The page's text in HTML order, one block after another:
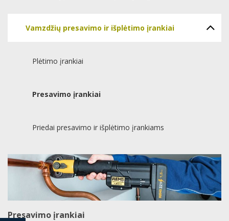
Vamzdžių presavimo ir išplėtimo įrankiai
Plėtimo įrankiai
Presavimo įrankiai
Priedai presavimo ir išplėtimo įrankiams
Presavimo įrankiai